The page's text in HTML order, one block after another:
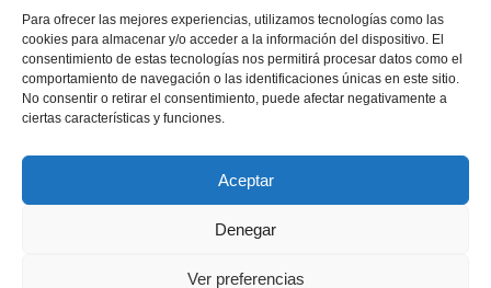
Para ofrecer las mejores experiencias, utilizamos tecnologías como las
cookies para almacenar y/o acceder a la información del dispositivo. El
consentimiento de estas tecnologías nos permitirá procesar datos como el
comportamiento de navegación o las identificaciones únicas en este sitio.
No consentir o retirar el consentimiento, puede afectar negativamente a
ciertas características y funciones.
Aceptar
Denegar
Ver preferencias
Avis Légal
Heures d'ouverture
: du lundi au
vendredi de 07h00
à 14h00